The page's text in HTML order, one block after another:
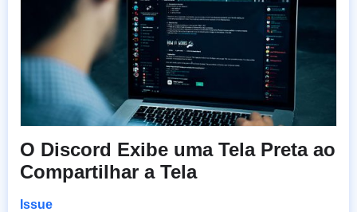
O Discord Exibe uma Tela Preta ao
Compartilhar a Tela
Issue